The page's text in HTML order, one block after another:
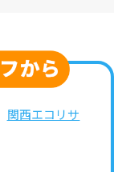
関西エコリサ